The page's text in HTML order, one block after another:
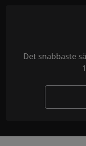
Det snabbaste